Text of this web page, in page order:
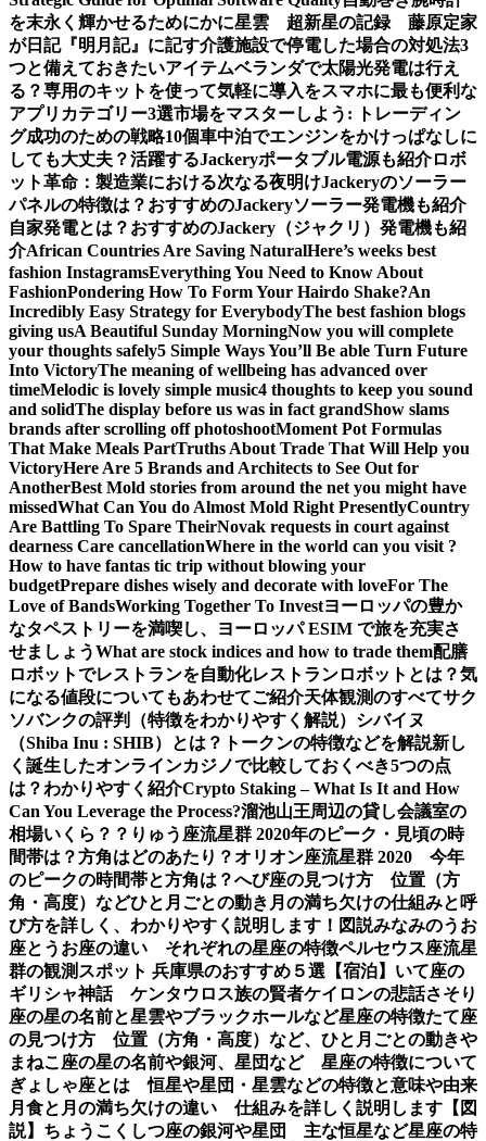
を末永く輝かせるためにかに星雲 超新星の記録 藤原定家
が日記『明月記』に記す介護施設で停電した場合の対処法3
つと備えておきたいアイテムベランダで太陽光発電は行え
る？専用のキットを使って気軽に導入をスマホに最も便利な
アプリカテゴリー3選市場をマスターしよう: トレーディン
グ成功のための戦略10個車中泊でエンジンをかけっぱなしに
しても大丈夫？活躍するJackeryポータブル電源も紹介ロボ
ット革命：製造業における次なる夜明けJackeryのソーラー
パネルの特徴は？おすすめのJackeryソーラー発電機も紹介
自家発電とは？おすすめのJackery（ジャクリ）発電機も紹
介African Countries Are Saving NaturalHere’s weeks best
fashion InstagramsEverything You Need to Know About
FashionPondering How To Form Your Hairdo Shake?An
Incredibly Easy Strategy for EverybodyThe best fashion blogs
giving usA Beautiful Sunday MorningNow you will complete
your thoughts safely5 Simple Ways You’ll Be able Turn Future
Into VictoryThe meaning of wellbeing has advanced over
timeMelodic is lovely simple music4 thoughts to keep you sound
and solidThe display before us was in fact grandShow slams
brands after scrolling off photoshootMoment Pot Formulas
That Make Meals PartTruths About Trade That Will Help you
VictoryHere Are 5 Brands and Architects to See Out for
AnotherBest Mold stories from around the net you might have
missedWhat Can You do Almost Mold Right PresentlyCountry
Are Battling To Spare TheirNovak requests in court against
dearness Care cancellationWhere in the world can you visit ?
How to have fantas tic trip without blowing your
budgetPrepare dishes wisely and decorate with loveFor The
Love of BandsWorking Together To Investヨーロッパの豊か
なタペストリーを満喫し、ヨーロッパ ESIM で旅を充実さ
せましょうWhat are stock indices and how to trade them配膳
ロボットでレストランを自動化レストランロボットとは？気
になる値段についてもあわせてご紹介天体観測のすべてサク
ソバンクの評判（特徴をわかりやすく解説） シバイヌ
（Shiba Inu : SHIB）とは？トークンの特徴などを解説新し
く誕生したオンラインカジノで比較しておくべき5つの点
は？わかりやすく紹介Crypto Staking – What Is It and How
Can You Leverage the Process?溜池山王周辺の貸し会議室の
相場いくら？？ りゅう座流星群 2020年のピーク・見頃の時
間帯は？方角はどのあたり？オリオン座流星群 2020 今年
のピークの時間帯と方角は？へび座の見つけ方 位置（方
角・高度）などひと月ごとの動き 月の満ち欠けの仕組みと呼
び方を詳しく、わかりやすく説明します！図説みなみのうお
座とうお座の違い それぞれの星座の特徴ペルセウス座流星
群の観測スポット 兵庫県のおすすめ５選【宿泊】 いて座の
ギリシャ神話 ケンタウロス族の賢者ケイロンの悲話さそり
座の星の名前と星雲やブラックホールなど星座の特徴たて座
の見つけ方 位置（方角・高度）など、ひと月ごとの動きや
まねこ座の星の名前や銀河、星団など 星座の特徴について
ぎょしゃ座とは 恒星や星団・星雲などの特徴と意味や由来
月食と月の満ち欠けの違い 仕組みを詳しく説明します【図
説】 ちょうこくしつ座の銀河や星団 主な恒星など星座の特